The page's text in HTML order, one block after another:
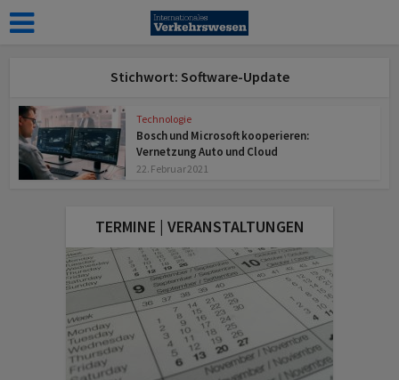
Stichwort: Software-Update
Technologie
Bosch und Microsoft kooperieren:
Vernetzung Auto und Cloud
22. Februar 2021
TERMINE | VERANSTALTUNGEN